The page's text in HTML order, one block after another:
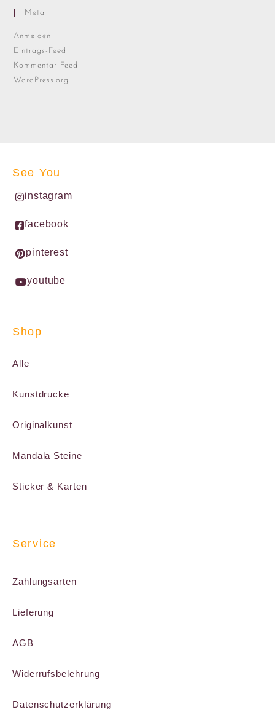
Meta
Anmelden
Eintrags-Feed
Kommentar-Feed
WordPress.org
See You
instagram
facebook
pinterest
youtube
Shop
Alle
Kunstdrucke
Originalkunst
Mandala Steine
Sticker & Karten
Service
Zahlungsarten
Lieferung
AGB
Widerrufsbelehrung
Datenschutzerklärung